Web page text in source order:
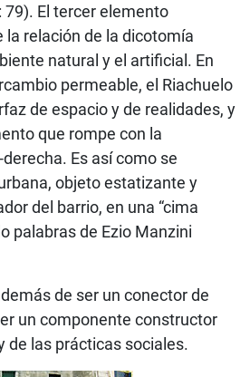
El tercer elemento
relación de la dicotomía
natural y el artificial. En
permeable, el Riachuelo
de espacio y de realidades, y
que rompe con la
Es así como se
objeto estatizante y
del barrio, en una “cima
palabras de Ezio Manzini
de ser un conector de
un componente constructor
de las prácticas sociales.